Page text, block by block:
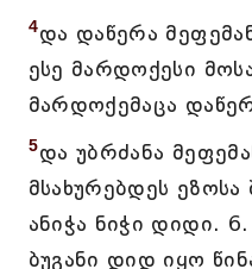
4და დაწერა
ესე მარდოქესი
მარდოქემაცა
5და უბრძანა
მსახურებდეს ეზოსა
ანიჭა ნიჭი დიდი.
ბუგანი დიდ იყო